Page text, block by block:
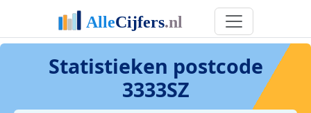
Statistieken postcode
3333SZ